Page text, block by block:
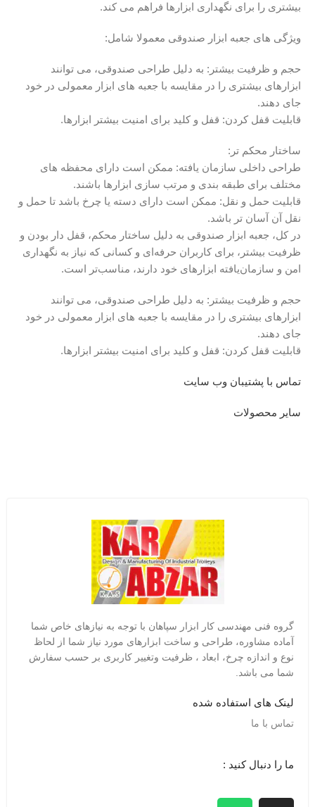
بیشتری را برای نگهداری ابزارها فراهم می کند.
ویژگی های جعبه ابزار صندوقی معمولا شامل:
حجم و ظرفیت بیشتر: به دلیل طراحی صندوقی، می توانند
ابزارهای بیشتری را در مقایسه با جعبه های ابزار معمولی در خود
جای دهند.
قابلیت قفل کردن: قفل و کلید برای امنیت بیشتر ابزارها.
ساختار محکم تر:
طراحی داخلی سازمان یافته: ممکن است دارای محفظه های
مختلف برای طبقه بندی و مرتب سازی ابزارها باشند.
قابلیت حمل و نقل: ممکن است دارای دسته یا چرخ باشد تا حمل و
نقل آن آسان تر باشد.
در کل، جعبه ابزار صندوقی به دلیل ساختار محکم، قفل دار بودن و
ظرفیت بیشتر، برای کاربران حرفه‌ای و کسانی که نیاز به نگهداری
امن و سازمان‌یافته ابزارهای خود دارند، مناسب‌تر است.
حجم و ظرفیت بیشتر: به دلیل طراحی صندوقی، می توانند
ابزارهای بیشتری را در مقایسه با جعبه های ابزار معمولی در خود
جای دهند.
قابلیت قفل کردن: قفل و کلید برای امنیت بیشتر ابزارها.
تماس با پشتیبان وب سایت
سایر محصولات
گروه فنی مهندسی کار ابزار سپاهان با توجه به نیازهای خاص شما
آماده مشاوره، طراحی و ساخت ابزارهای مورد نیاز شما از لحاظ
نوع و اندازه چرخ، ابعاد ، ظرفیت وتغییر کاربری بر حسب سفارش
شما می باشد.
لینک های استفاده شده
تماس با ما
ما را دنبال کنید :